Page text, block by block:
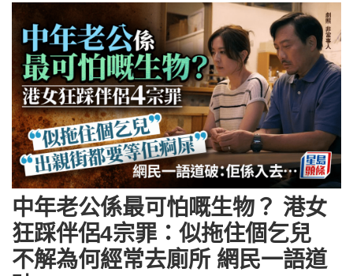
中年老公係最可怕嘅生物？ 港女
狂踩伴侶4宗罪：似拖住個乞兒
不解為何經常去廁所 網民一語道